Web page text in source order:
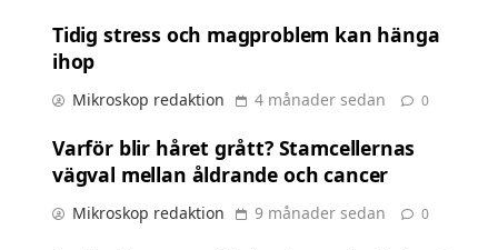
Tidig stress och magproblem kan hänga
ihop
Mikroskop redaktion 4 månader sedan 0
Varför blir håret grått? Stamcellernas
vägval mellan åldrande och cancer
Mikroskop redaktion 9 månader sedan 0